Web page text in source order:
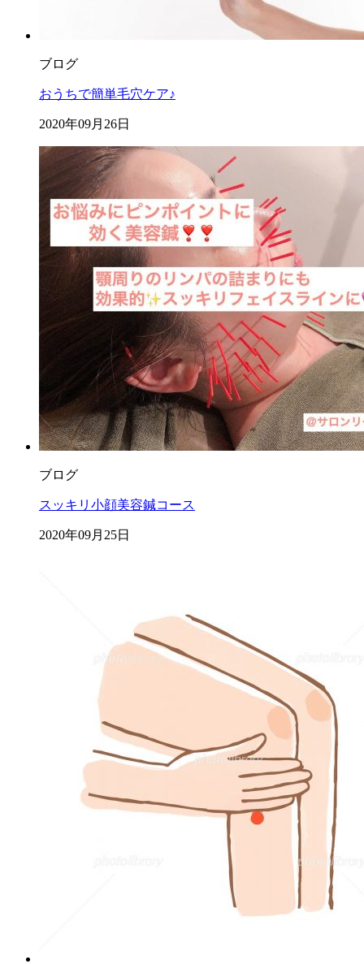
ブログ
おうちで簡単毛穴ケア♪
2020年09月26日
ブログ
スッキリ小顔美容鍼コース
2020年09月25日